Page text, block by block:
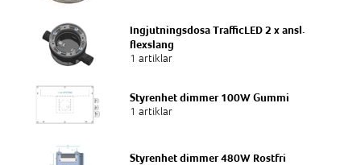
Ingjutningsdosa TrafficLED 2 x ansl.
flexslang
1 artiklar
Styrenhet dimmer 100W Gummi
1 artiklar
Styrenhet dimmer 480W Rostfri